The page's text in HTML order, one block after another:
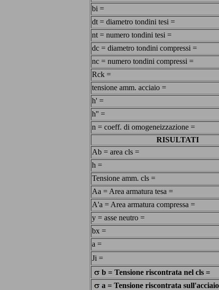
bi =
dt = diametro tondini tesi =
nt = numero tondini tesi =
dc = diametro tondini compressi =
nc = numero tondini compressi =
Rck =
tensione amm. acciaio =
h' =
h'' =
n = coeff. di omogeneizzazione =
RISULTATI
Ab = area cls =
h =
Tensione amm. cls =
Aa = Area armatura tesa =
A'a = Area armatura compressa =
y = asse neutro =
bx =
a =
Ji =
b = Tensione riscontrata nel cls =
a = Tensione riscontrata